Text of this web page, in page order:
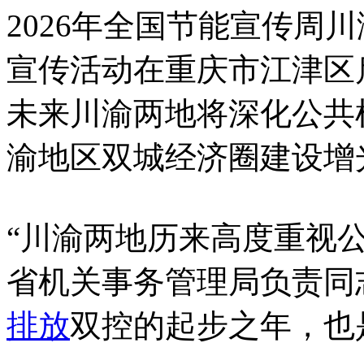
2026年全国节能宣传周
宣传活动在重庆市江津
未来川渝两地将深化公
渝地区双城经济圈建设
“川渝两地历来高度重视
省机关事务管理局负责
排放双控的起步之年，